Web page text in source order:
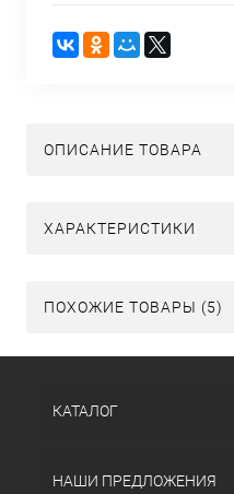
ОПИСАНИЕ ТОВАРА
ХАРАКТЕРИСТИКИ
ПОХОЖИЕ ТОВАРЫ (5)
КАТАЛОГ
НАШИ ПРЕДЛОЖЕНИЯ